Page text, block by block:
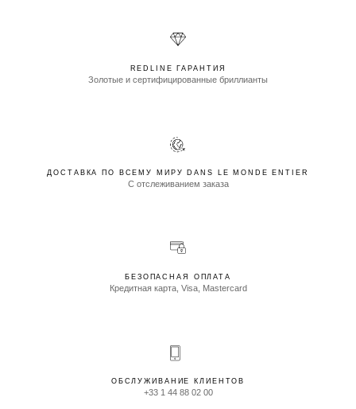
REDLINE ГАРАНТИЯ
Золотые и сертифицированные бриллианты
ДОСТАВКА ПО ВСЕМУ МИРУ DANS LE MONDE ENTIER
С отслеживанием заказа
БЕЗОПАСНАЯ ОПЛАТА
Кредитная карта, Visa, Mastercard
ОБСЛУЖИВАНИЕ КЛИЕНТОВ
+33 1 44 88 02 00